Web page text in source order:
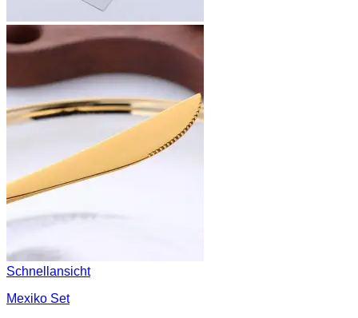
Schnellansicht
Mexiko Set